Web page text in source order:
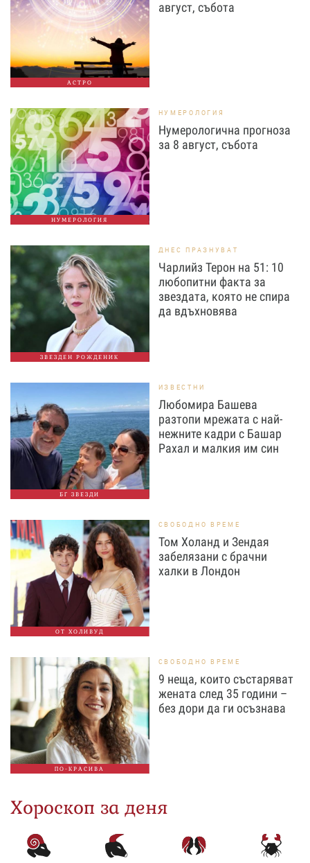
АСТРО
август, събота
НУМЕРОЛОГИЯ
НУМЕРОЛОГИЯ
Нумерологична прогноза
за 8 август, събота
ЗВЕЗДЕН РОЖДЕНИК
ДНЕС ПРАЗНУВАТ
Чарлийз Терон на 51: 10
любопитни факта за
звездата, която не спира
да вдъхновява
БГ ЗВЕЗДИ
ИЗВЕСТНИ
Любомира Башева
разтопи мрежата с най-
нежните кадри с Башар
Рахал и малкия им син
ОТ ХОЛИВУД
СВОБОДНО ВРЕМЕ
Том Холанд и Зендая
забелязани с брачни
халки в Лондон
ПО-КРАСИВА
СВОБОДНО ВРЕМЕ
9 неща, които състаряват
жената след 35 години –
без дори да ги осъзнава
Хороскоп за деня